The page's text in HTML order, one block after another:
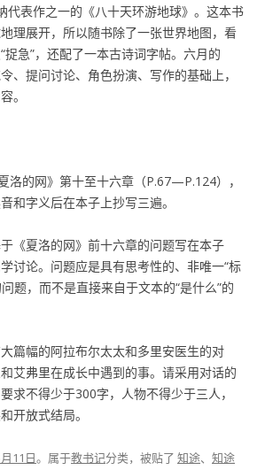
代表作之一的《八十天环游地球》。这本书
理展开，所以随书除了一张世界地图，看
捉急”，还配了一本古诗词字帖。六月的
、提问讨论、角色扮演、写作的基础上，
。
洛的网》第十至十六章（P.67—P.124），
和字义后在本子上抄写三遍。
《夏洛的网》前十六章的问题写在本子
讨论。问题应是具有思考性的、非唯一“标
题，而不是直接来自于文本的“是什么”的
篇幅的阿拉布尔太太和多里安医生的对
艾弗里在成长中遇到的事。请采用对话的
求不得少于300字，人物不得少于三人，
开放式结局。
11日。属于教书记分类，被贴了 知途、 知途